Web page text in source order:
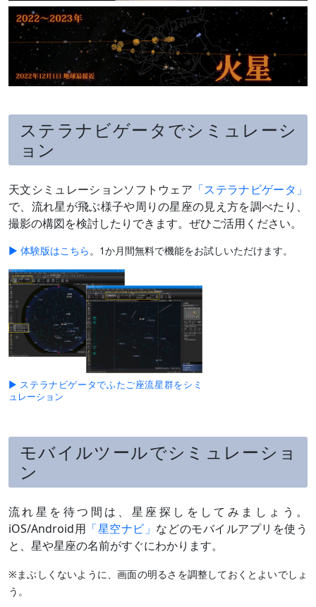
ステラナビゲータでシミュレーシ
ョン
天文シミュレーションソフトウェア 「ステラナビゲータ」
で、流れ星が飛ぶ様子や周りの星座の見え方を調べたり、
撮影の構図を検討したりできます。ぜひご活用ください。
▶ 体験版はこちら。1か月間無料で機能をお試しいただけます。
▶ ステラナビゲータでふたご座流星群をシミ
ュレーション
モバイルツールでシミュレーショ
ン
流れ星を待つ間は、星座探しをしてみましょう。
iOS/Android用 「星空ナビ」 などのモバイルアプリを使う
と、星や星座の名前がすぐにわかります。
※まぶしくないように、画面の明るさを調整しておくとよいでしょ
う。